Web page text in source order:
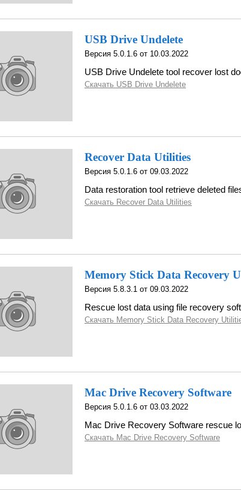
USB Drive Undelete
Версия 5.0.1.6 от 10.03.2022
USB Drive Undelete tool recover lost
Скачать USB Drive Undelete
Recover Data Utilities
Версия 5.0.1.6 от 09.03.2022
Data restoration tool retrieve deleted
Скачать Recover Data Utilities
Memory Stick Data Recovery
Версия 5.8.3.1 от 09.03.2022
Rescue lost data using file recovery
Скачать Memory Stick Data Recovery
Mac Drive Recovery Software
Версия 5.0.1.6 от 03.03.2022
Mac Drive Recovery Software rescue
Скачать Mac Drive Recovery Software